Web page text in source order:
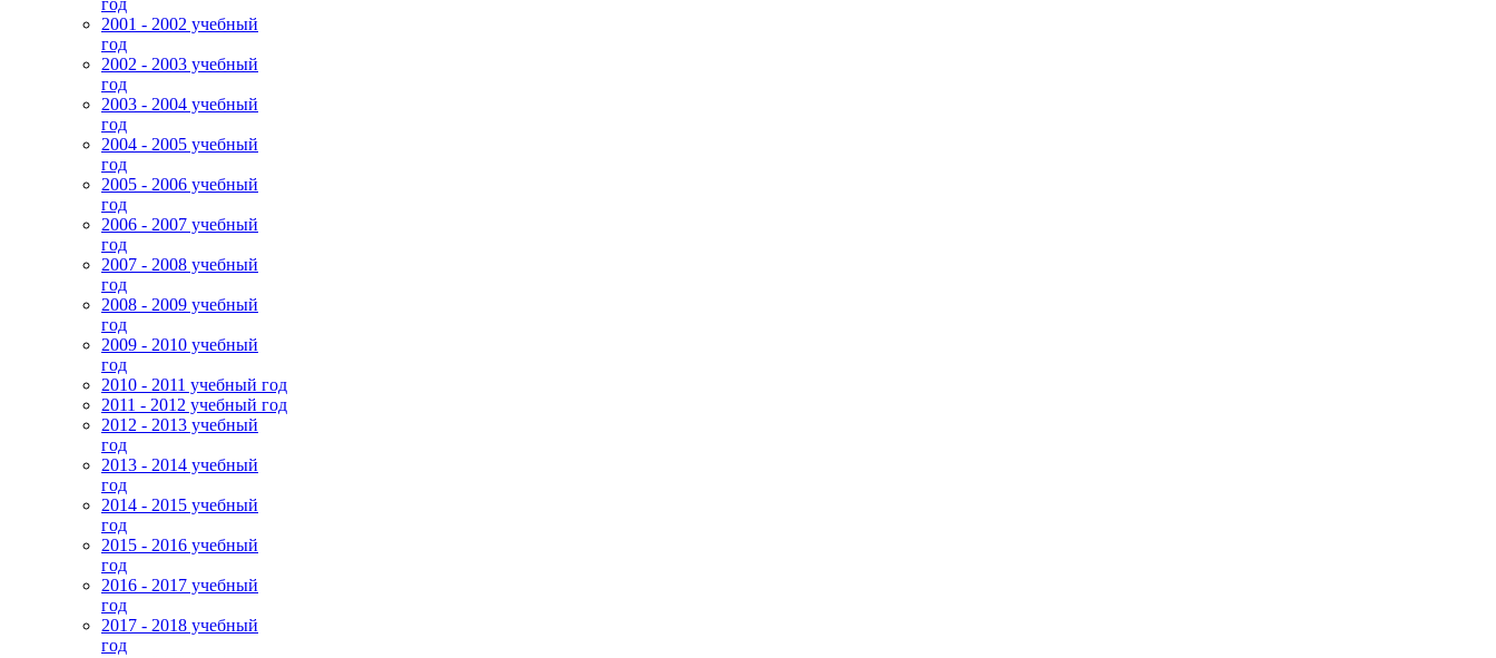
год
2001 - 2002 учебный
год
2002 - 2003 учебный
год
2003 - 2004 учебный
год
2004 - 2005 учебный
год
2005 - 2006 учебный
год
2006 - 2007 учебный
год
2007 - 2008 учебный
год
2008 - 2009 учебный
год
2009 - 2010 учебный
год
2010 - 2011 учебный год
2011 - 2012 учебный год
2012 - 2013 учебный
год
2013 - 2014 учебный
год
2014 - 2015 учебный
год
2015 - 2016 учебный
год
2016 - 2017 учебный
год
2017 - 2018 учебный
год